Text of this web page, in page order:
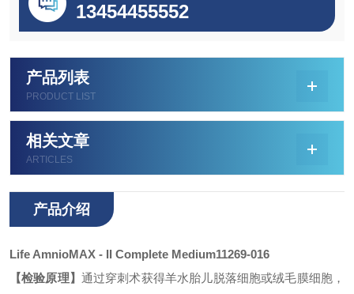
13454455552
产品列表
PRODUCT LIST
相关文章
ARTICLES
产品介绍
Life AmnioMAX - II Complete Medium11269-016
【检验原理】 通过穿刺术获得羊水胎儿脱落细胞或绒毛膜细胞，